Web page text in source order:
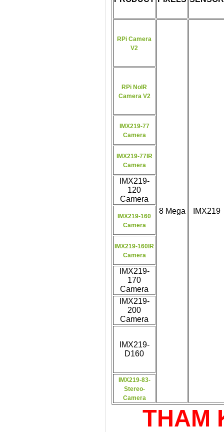
RPi Camera
V2
8 Mega IMX219
RPi NoIR
Camera V2
IMX219-77
Camera
IMX219-77IR
Camera
IMX219-
120
Camera
IMX219-160
Camera
IMX219-160IR
Camera
IMX219-
170
Camera
IMX219-
200
Camera
IMX219-
D160
IMX219-83-
Stereo-
Camera
THAM